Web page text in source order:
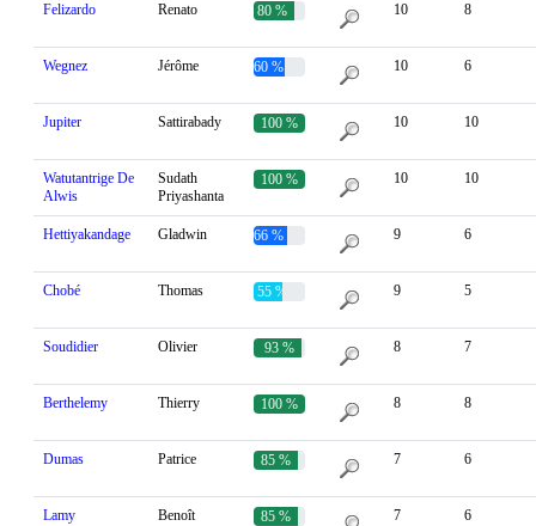
Felizardo Renato 80 % 10 8
Wegnez Jérôme 60 % 10 6
Jupiter Sattirabady 100 % 10 10
Watutantrige De
Alwis
Sudath
Priyashanta
100 % 10 10
Hettiyakandage Gladwin 66 % 9 6
Chobé Thomas 55 % 9 5
Soudidier Olivier 93 % 8 7
Berthelemy Thierry 100 % 8 8
Dumas Patrice 85 % 7 6
Lamy Benoît 85 % 7 6